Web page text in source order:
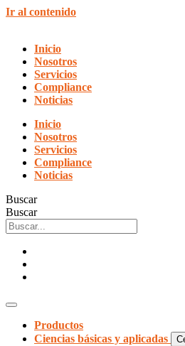
Ir al contenido
Inicio
Nosotros
Servicios
Compliance
Noticias
Inicio
Nosotros
Servicios
Compliance
Noticias
Buscar
Buscar
Productos
Ciencias básicas y aplicadas